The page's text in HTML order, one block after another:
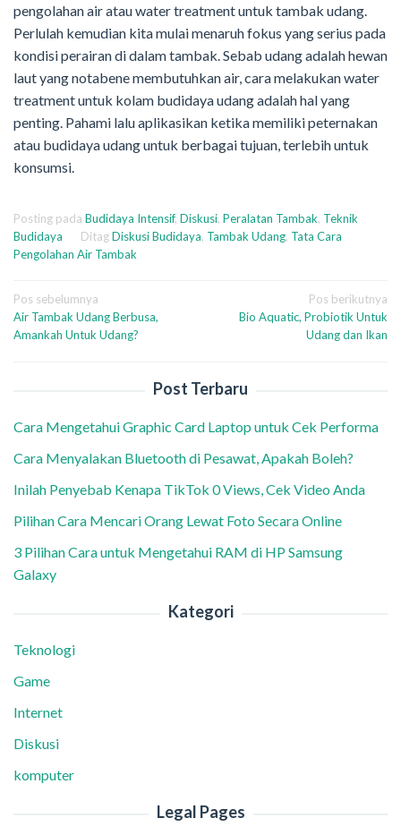
pengolahan air atau water treatment untuk tambak udang.
Perlulah kemudian kita mulai menaruh fokus yang serius pada
kondisi perairan di dalam tambak. Sebab udang adalah hewan
laut yang notabene membutuhkan air, cara melakukan water
treatment untuk kolam budidaya udang adalah hal yang
penting. Pahami lalu aplikasikan ketika memiliki peternakan
atau budidaya udang untuk berbagai tujuan, terlebih untuk
konsumsi.
Posting pada Budidaya Intensif, Diskusi, Peralatan Tambak, Teknik
Budidaya
DitagDiskusi Budidaya, Tambak Udang, Tata Cara
Pengolahan Air Tambak
Navigasi
pos
Pos sebelumnya
Air Tambak Udang Berbusa,
Amankah Untuk Udang?
Pos berikutnya
Bio Aquatic, Probiotik Untuk
Udang dan Ikan
Post Terbaru
Cara Mengetahui Graphic Card Laptop untuk Cek Performa
Cara Menyalakan Bluetooth di Pesawat, Apakah Boleh?
Inilah Penyebab Kenapa TikTok 0 Views, Cek Video Anda
Pilihan Cara Mencari Orang Lewat Foto Secara Online
3 Pilihan Cara untuk Mengetahui RAM di HP Samsung
Galaxy
Kategori
Teknologi
Game
Internet
Diskusi
komputer
Legal Pages